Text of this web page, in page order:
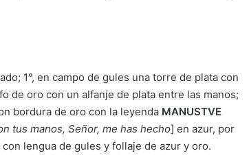
1°, en campo de gules una torre de plata con
de oro con un alfanje de plata entre las manos;
bordura de oro con la leyenda MANUSTVE
tus manos, Señor, me has hecho] en azur, por
lengua de gules y follaje de azur y oro.